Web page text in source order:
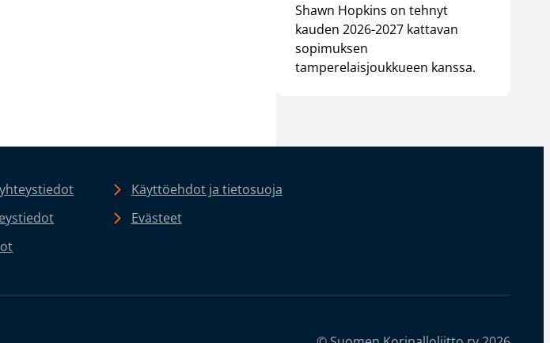
Shawn Hopkins on tehnyt
kauden 2026-2027 kattavan
sopimuksen
tamperelaisjoukkueen kanssa.
Käyttöehdot ja tietosuoja
Evästeet